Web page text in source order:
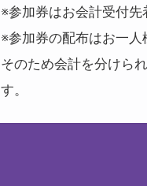
※参加券はお会計受付
※参加券の配布はお一
そのため会計を分けら
す。